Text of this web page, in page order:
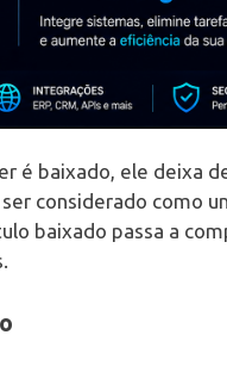
é baixado, ele deixa
considerado como
baixado passa a